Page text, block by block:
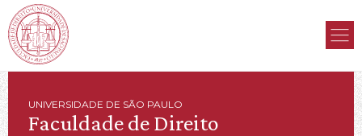
UNIVERSIDADE DE SÃO PAULO
Faculdade de Direito